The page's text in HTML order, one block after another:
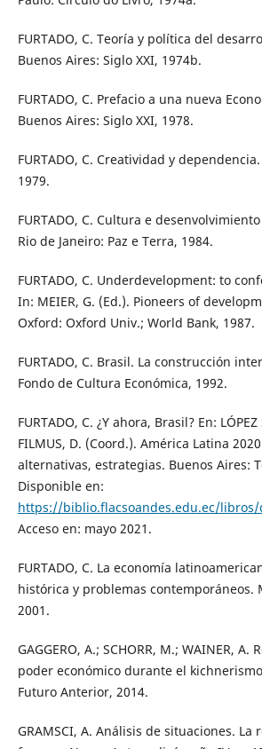
FURTADO, C. Teoría y política del
Buenos Aires: Siglo XXI, 1974b.
FURTADO, C. Prefacio a una nueva
Buenos Aires: Siglo XXI, 1978.
FURTADO, C. Creatividad y
1979.
FURTADO, C. Cultura e
Rio de Janeiro: Paz e Terra, 1984.
FURTADO, C. Underdevelopment: to
In: MEIER, G. (Ed.). Pioneers of
Oxford: Oxford Univ.; World Bank, 1987.
FURTADO, C. Brasil. La construcción
Fondo de Cultura Económica, 1992.
FURTADO, C. ¿Y ahora, Brasil? En: LÓPEZ
FILMUS, D. (Coord.). América Latina
alternativas, estrategias. Buenos Aires:
Disponible en:
https://biblio.flacsoandes.edu.ec/
Acceso en: mayo 2021.
FURTADO, C. La economía
histórica y problemas contemporáneos.
2001.
GAGGERO, A.; SCHORR, M.; WAINER,
poder económico durante el
Futuro Anterior, 2014.
GRAMSCI, A. Análisis de situaciones. La